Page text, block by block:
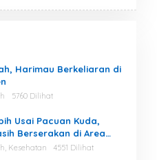
Harimau Berkeliaran di
5760 Dilihat
Usai Pacuan Kuda,
Berserakan di Area
Kesehatan 4551 Dilihat